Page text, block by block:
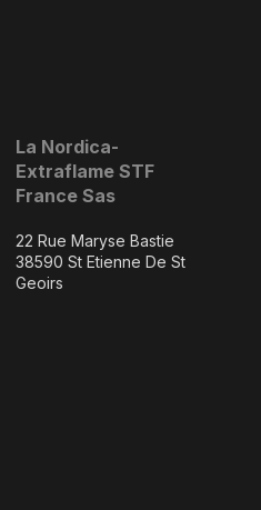
La Nordica-
Extraflame STF
France Sas
22 Rue Maryse Bastie
38590 St Etienne De St
Geoirs